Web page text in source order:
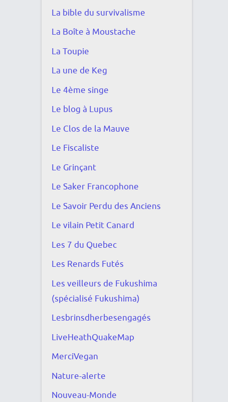
La bible du survivalisme
La Boîte à Moustache
La Toupie
La une de Keg
Le 4ème singe
Le blog à Lupus
Le Clos de la Mauve
Le Fiscaliste
Le Grinçant
Le Saker Francophone
Le Savoir Perdu des Anciens
Le vilain Petit Canard
Les 7 du Quebec
Les Renards Futés
Les veilleurs de Fukushima
(spécialisé Fukushima)
Lesbrinsdherbesengagés
LiveHeathQuakeMap
MerciVegan
Nature-alerte
Nouveau-Monde